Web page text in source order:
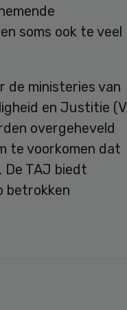
soms ook te veel
de ministeries van
en Justitie (V
overgeheveld
te voorkomen dat
De TAJ biedt
betrokken